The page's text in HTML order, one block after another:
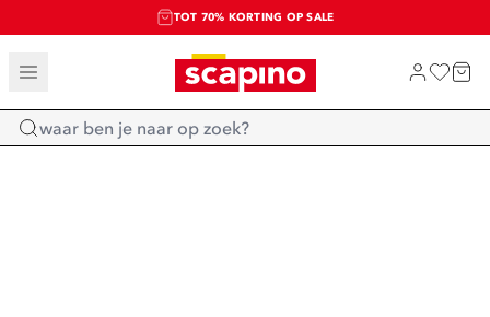
TOT 70% KORTING OP SALE
SALE: LAATSTE KANS!
SHOP NIEUW
Home